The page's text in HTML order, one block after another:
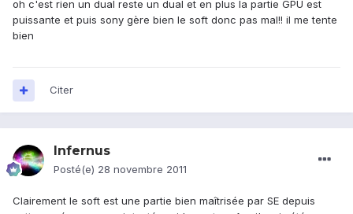
oh c'est rien un dual reste un dual et en plus la partie GPU est
puissante et puis sony gère bien le soft donc pas mal!! il me tente
bien
Citer
Infernus
Posté(e) 28 novembre 2011
Clairement le soft est une partie bien maîtrisée par SE depuis